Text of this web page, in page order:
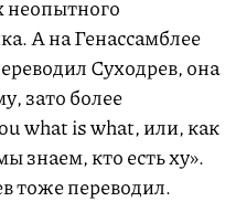
неопытного
А на Генассамблее
Суходрев, она
зато более
what is what, или, как
знаем, кто есть ху».
тоже переводил.